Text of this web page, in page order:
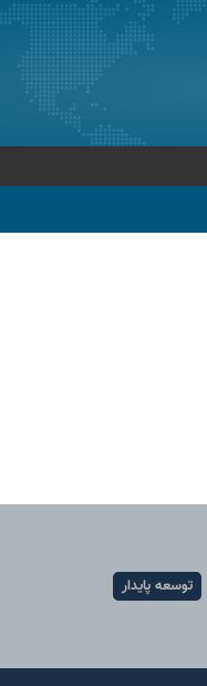
توسعه پایدار